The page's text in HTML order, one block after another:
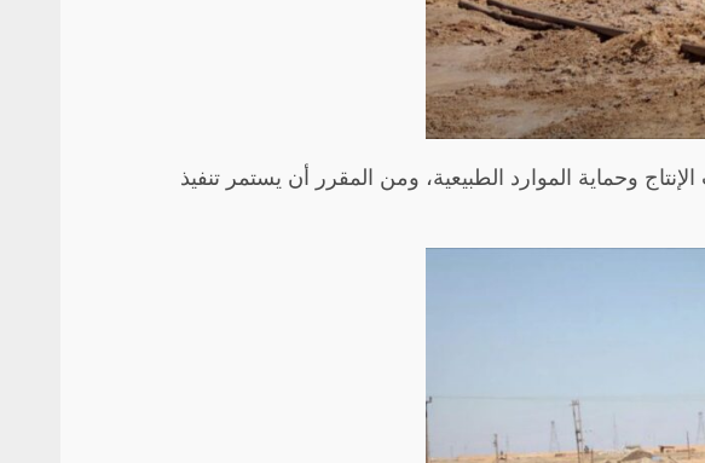
وحماية الموارد الطبيعية، ومن المقرر أن يستمر تنفيذ